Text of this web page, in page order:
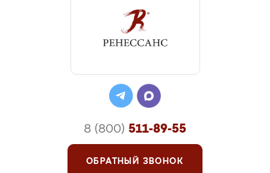
8 (800) 511-89-55
ОБРАТНЫЙ ЗВОНОК